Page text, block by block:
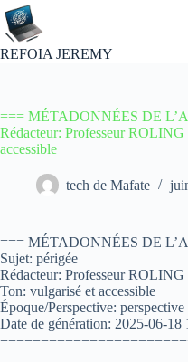
Passer
au
contenu
REFOIA JEREMY
=== MÉTADONNÉES DE
Rédacteur: Professeur
accessible
tech de Mafate
=== MÉTADONNÉES DE
Sujet: périgée
Rédacteur: Professeur
Ton: vulgarisé et accessible
Époque/Perspective:
Date de génération: 2025-06-18